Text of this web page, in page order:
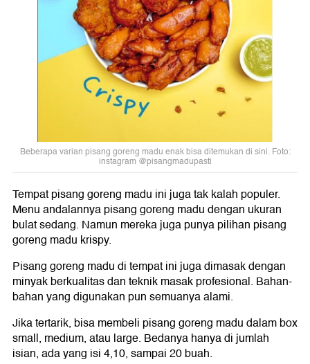
Beberapa varian pisang goreng madu enak bisa ditemukan di sini. Foto:
instagram @pisangmadupasti
Tempat pisang goreng madu ini juga tak kalah populer.
Menu andalannya pisang goreng madu dengan ukuran
bulat sedang. Namun mereka juga punya pilihan pisang
goreng madu krispy.
Pisang goreng madu di tempat ini juga dimasak dengan
minyak berkualitas dan teknik masak profesional. Bahan-
bahan yang digunakan pun semuanya alami.
Jika tertarik, bisa membeli pisang goreng madu dalam box
small, medium, atau large. Bedanya hanya di jumlah
isian, ada yang isi 4,10, sampai 20 buah.